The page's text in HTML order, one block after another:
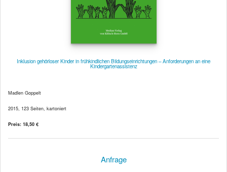
Inklusion gehörloser Kinder in frühkindlichen Bildungseinrichtungen – Anforderungen an eine
Kindergartenassistenz
Madlen Goppelt
2015, 123 Seiten, kartoniert
Preis: 18,50 €
Anfrage